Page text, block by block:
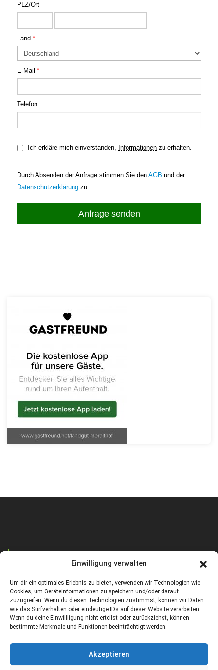
Einwilligung verwalten
Um dir ein optimales Erlebnis zu bieten, verwenden wir Technologien wie
Cookies, um Geräteinformationen zu speichern und/oder darauf
zuzugreifen. Wenn du diesen Technologien zustimmst, können wir Daten
wie das Surfverhalten oder eindeutige IDs auf dieser Website verarbeiten.
Wenn du deine Einwillligung nicht erteilst oder zurückziehst, können
bestimmte Merkmale und Funktionen beeinträchtigt werden.
Akzeptieren
Impressum
Datenschutz
Cookies Richtlinie (EU)